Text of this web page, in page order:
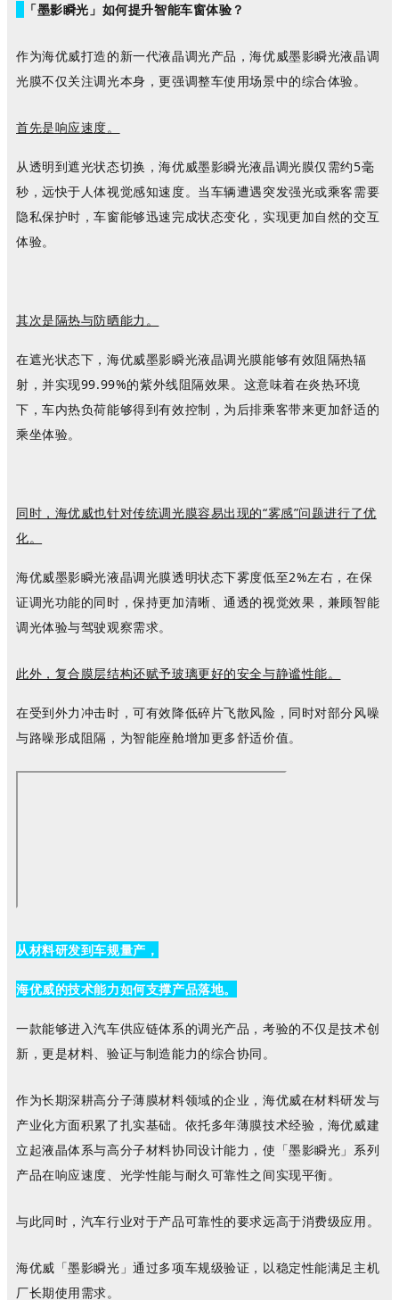
「墨影瞬光」如何提升智能车窗体验？
作为海优威打造的新一代液晶调光产品，海优威墨影瞬光液晶调
光膜不仅关注调光本身，更强调整车使用场景中的综合体验。
首先是响应速度。
从透明到遮光状态切换，海优威墨影瞬光液晶调光膜仅需约5毫
秒，远快于人体视觉感知速度。当车辆遭遇突发强光或乘客需要
隐私保护时，车窗能够迅速完成状态变化，实现更加自然的交互
体验。
其次是隔热与防晒能力。
在遮光状态下，海优威墨影瞬光液晶调光膜能够有效阻隔热辐
射，并实现99.99%的紫外线阻隔效果。这意味着在炎热环境
下，车内热负荷能够得到有效控制，为后排乘客带来更加舒适的
乘坐体验。
同时，海优威也针对传统调光膜容易出现的“雾感”问题进行了优
化。
海优威墨影瞬光液晶调光膜透明状态下雾度低至2%左右 ，在保
证调光功能的同时，保持更加清晰、通透的视觉效果，兼顾智能
调光体验与驾驶观察需求。
此外，复合膜层结构还赋予玻璃更好的安全与静谧性能。
在受到外力冲击时，可有效降低碎片飞散风险，同时对部分风噪
与路噪形成阻隔，为智能座舱增加更多舒适价值。
从材料研发到车规量产，
海优威的技术能力如何支撑产品落地。
一款能够进入汽车供应链体系的调光产品，考验的不仅是技术创
新，更是材料、验证与制造能力的综合协同。
作为长期深耕高分子薄膜材料领域的企业，海优威在材料研发与
产业化方面积累了扎实基础。依托多年薄膜技术经验，海优威建
立起液晶体系与高分子材料协同设计能力，使 「墨影瞬光」 系列
产品在响应速度、光学性能与耐久可靠性之间实现平衡。
与此同时，汽车行业对于产品可靠性的要求远高于消费级应用。
海优威「墨影瞬光」通过多项车规级验证，以稳定性能满足主机
厂长期使用需求。